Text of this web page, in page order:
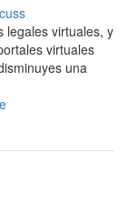
legales virtuales, y
virtuales
una